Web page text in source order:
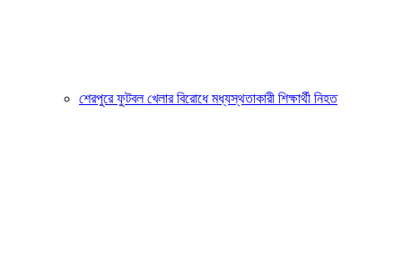
শেরপুরে ফুটবল খেলার বিরোধে মধ্যস্থতাকারী শিক্ষার্থী নিহত